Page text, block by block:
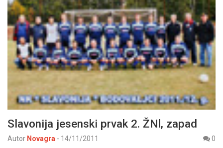
Slavonija jesenski prvak 2. ŽNl, zapad
Autor Novagra - 14/11/2011
0